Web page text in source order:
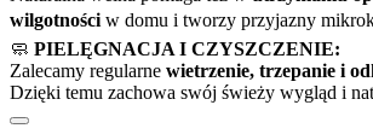
wilgotności w domu i tworzy przyjazny
🧼 PIELĘGNACJA I CZYSZCZENIE:
Zalecamy regularne wietrzenie, trzepanie i
Dzięki temu zachowa swój świeży wygląd i